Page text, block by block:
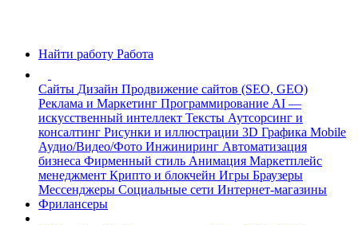
Найти работу Работа
Сайты Дизайн Продвижение сайтов (SEO, GEO)
Реклама и Маркетинг Программирование AI —
искусственный интеллект Тексты Аутсорсинг и
консалтинг Рисунки и иллюстрации 3D Графика Mobile
Аудио/Видео/Фото Инжиниринг Автоматизация
бизнеса Фирменный стиль Анимация Маркетплейс
менеджмент Крипто и блокчейн Игры Браузеры
Мессенджеры Социальные сети Интернет-магазины
Фрилансеры